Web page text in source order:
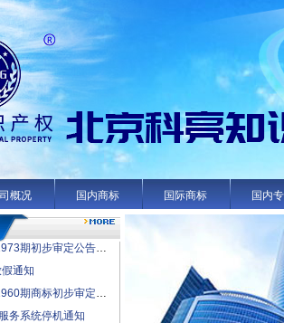
概况 国内商标 国际商标 国内
科亮代理第1953-1960期商标初步审定公告名录
务系统停机通知
知
科亮代理第1961-1973期初步审定公告名录
通知
科亮代理第1953-1960期商标初步审定公告名录
务系统停机通知